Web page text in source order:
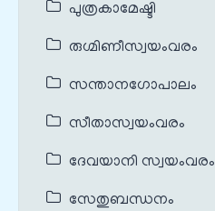
പുത്രകാമേഷ്ടി
രുഗ്മിണീസ്വയംവരം
സന്താനഗോപാലം
സീതാസ്വയംവരം
ദേവയാനി സ്വയംവരം
സേതുബന്ധനം